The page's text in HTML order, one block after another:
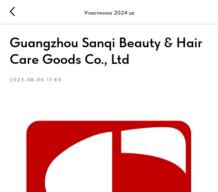
Участники 2024 uz
Guangzhou Sanqi Beauty & Hair
Care Goods Co., Ltd
2025-08-06 17:44